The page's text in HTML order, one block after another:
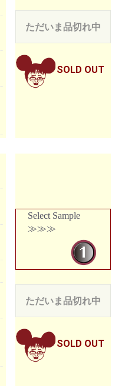
ただいま品切れ中
SOLD OUT
Select Sample
≫≫≫
ただいま品切れ中
SOLD OUT